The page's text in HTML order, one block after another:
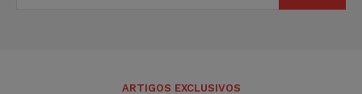
ARTIGOS EXCLUSIVOS